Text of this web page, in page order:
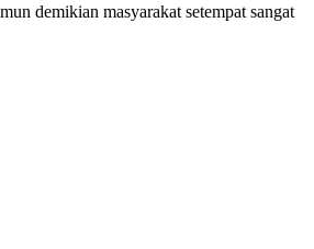
demikian masyarakat setempat sangat